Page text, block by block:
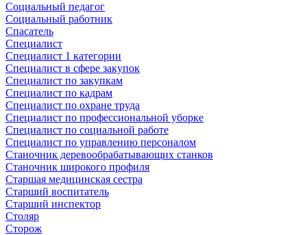
Социальный педагог
Социальный работник
Спасатель
Специалист
Специалист 1 категории
Специалист в сфере закупок
Специалист по закупкам
Специалист по кадрам
Специалист по охране труда
Специалист по профессиональной уборке
Специалист по социальной работе
Специалист по управлению персоналом
Станочник деревообрабатывающих станков
Станочник широкого профиля
Старшая медицинская сестра
Старший воспитатель
Старший инспектор
Столяр
Сторож